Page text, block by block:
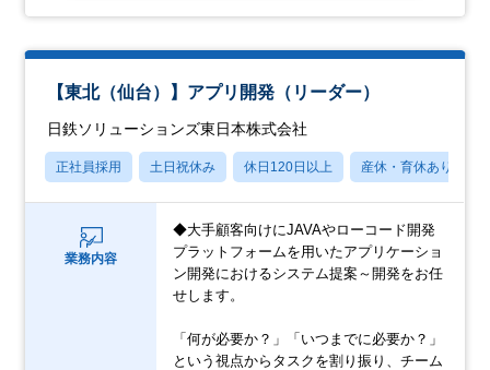
【東北（仙台）】アプリ開発（リーダー）
日鉄ソリューションズ東日本株式会社
正社員採用 土日祝休み 休日120日以上 産休・育休あり
業務内容
◆大手顧客向けにJAVAやローコード開発
プラットフォームを用いたアプリケーショ
ン開発におけるシステム提案～開発をお任
せします。
「何が必要か？」「いつまでに必要か？」
という視点からタスクを割り振り、チーム